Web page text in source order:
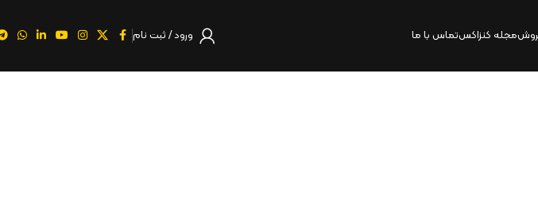
مجله کنزاکستماس با ما ورود / ثبت نام